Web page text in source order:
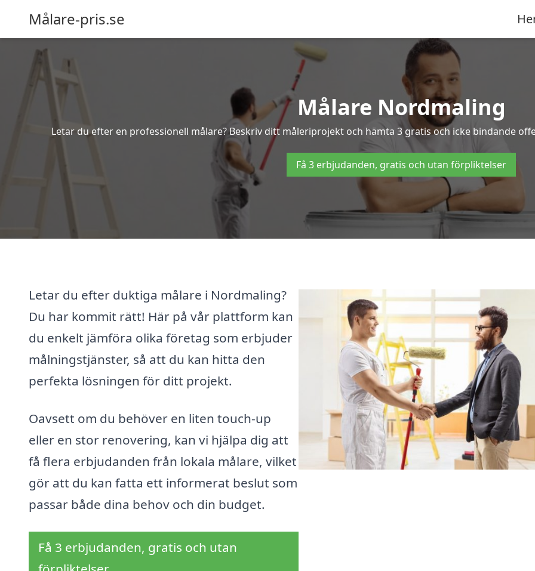
Målare-pris.se
Målare Nordmaling
Letar du efter en professionell målare? Beskriv ditt måleriprojekt och hämta 3 gratis och icke bindande
Få 3 erbjudanden, gratis och utan förpliktelser
Letar du efter duktiga målare i Nordmaling?
Du har kommit rätt! Här på vår plattform kan
du enkelt jämföra olika företag som erbjuder
målningstjänster, så att du kan hitta den
perfekta lösningen för ditt projekt.
Oavsett om du behöver en liten touch-up
eller en stor renovering, kan vi hjälpa dig att
få flera erbjudanden från lokala målare, vilket
gör att du kan fatta ett informerat beslut som
passar både dina behov och din budget.
Få 3 erbjudanden, gratis och utan